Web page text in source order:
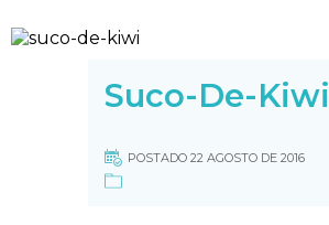
Suco-De-Kiwi
POSTADO 22 AGOSTO DE 2016